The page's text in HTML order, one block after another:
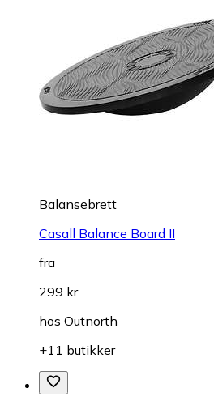
Balansebrett
Casall Balance Board II
fra
299 kr
hos Outnorth
+11 butikker